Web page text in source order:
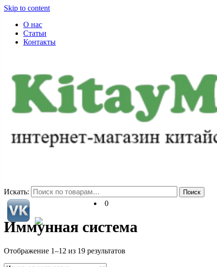
Skip to content
О нас
Статьи
Контакты
Искать: Поиск
0
Иммунная система
Отображение 1–12 из 19 результатов